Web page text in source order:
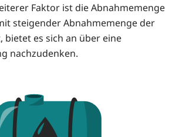
Faktor ist die Abnahmemenge
steigender Abnahmemenge der
bietet es sich an über eine
nachzudenken.